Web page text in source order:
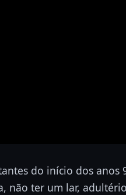
do início dos anos
não ter um lar,